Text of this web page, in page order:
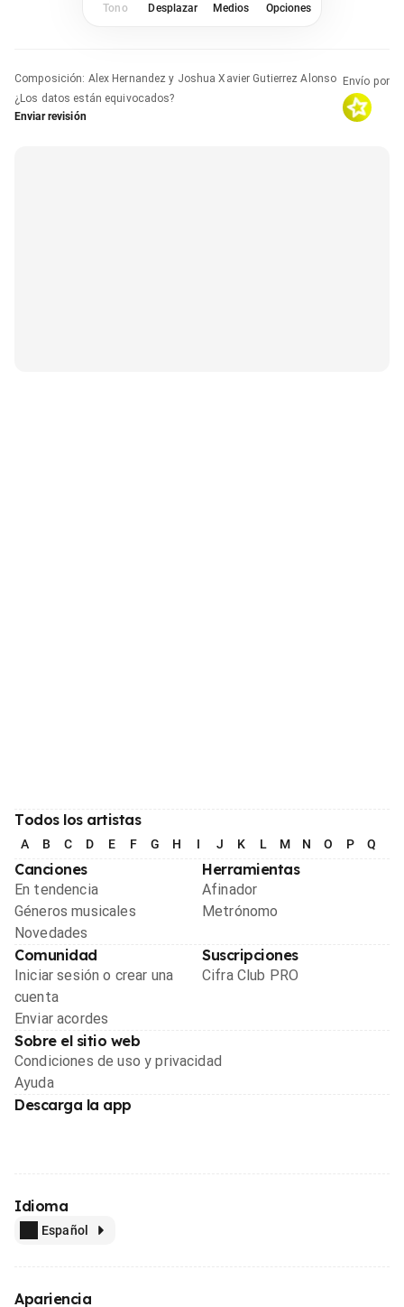
Tono Desplazar Medios Opciones
Composición: Alex Hernandez y Joshua Xavier Gutierrez Alonso
¿Los datos están equivocados?
Enviar revisión
Envío por
Todos los artistas
A B C D E F G H I J K L M N O P Q
Canciones
En tendencia
Géneros musicales
Novedades
Herramientas
Afinador
Metrónomo
Comunidad
Iniciar sesión o crear una
cuenta
Enviar acordes
Suscripciones
Cifra Club PRO
Sobre el sitio web
Condiciones de uso y privacidad
Ayuda
Descarga la app
Idioma
Español
Apariencia